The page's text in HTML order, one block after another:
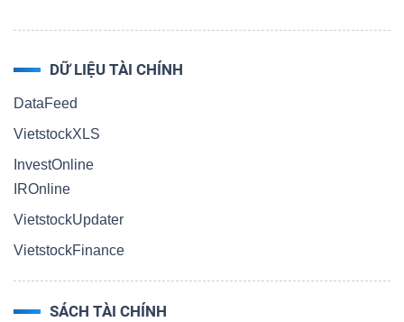
DỮ LIỆU TÀI CHÍNH
DataFeed
VietstockXLS
InvestOnline
IROnline
VietstockUpdater
VietstockFinance
SÁCH TÀI CHÍNH